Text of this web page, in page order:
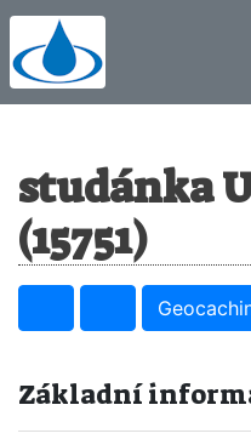
studánka
(15751)
Základní